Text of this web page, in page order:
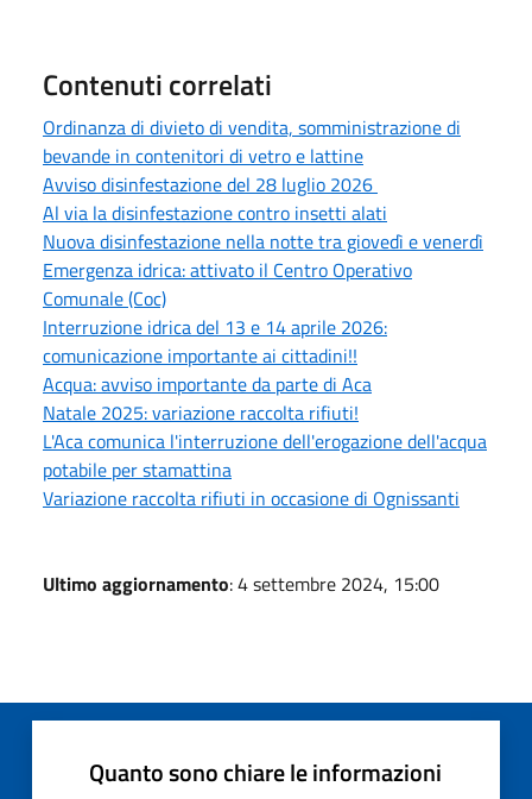
Contenuti correlati
Ordinanza di divieto di vendita, somministrazione di
bevande in contenitori di vetro e lattine
Avviso disinfestazione del 28 luglio 2026
Al via la disinfestazione contro insetti alati
Nuova disinfestazione nella notte tra giovedì e venerdì
Emergenza idrica: attivato il Centro Operativo
Comunale (Coc)
Interruzione idrica del 13 e 14 aprile 2026:
comunicazione importante ai cittadini!!
Acqua: avviso importante da parte di Aca
Natale 2025: variazione raccolta rifiuti!
L'Aca comunica l'interruzione dell'erogazione dell'acqua
potabile per stamattina
Variazione raccolta rifiuti in occasione di Ognissanti
Ultimo aggiornamento: 4 settembre 2024, 15:00
Quanto sono chiare le informazioni